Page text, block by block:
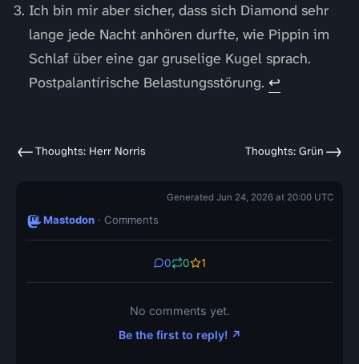
Ich bin mir aber sicher, dass sich Diamond sehr
lange jede Nacht anhören durfte, wie Pippin im
Schlaf über eine gar gruselige Kugel sprach.
Postpalantírische Belastungsstörung. ↩
←Thoughts: Herr Norris Thoughts: Grün →
Generated Jun 24, 2026 at 20:00 UTC
Mastodon · Comments
0 0 1
No comments yet.
Be the first to reply! ↗